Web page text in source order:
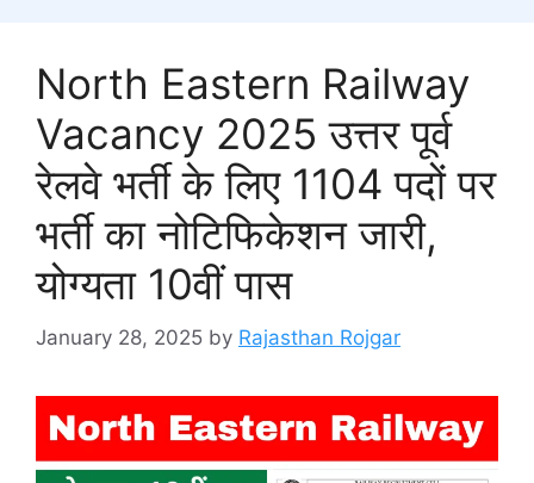
North Eastern Railway
Vacancy 2025 उत्तर पूर्व
रेलवे भर्ती के लिए 1104 पदों पर
भर्ती का नोटिफिकेशन जारी,
योग्यता 10वीं पास
January 28, 2025 by Rajasthan Rojgar